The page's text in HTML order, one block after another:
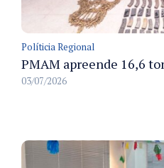
Políticia Regional
03/07/2026